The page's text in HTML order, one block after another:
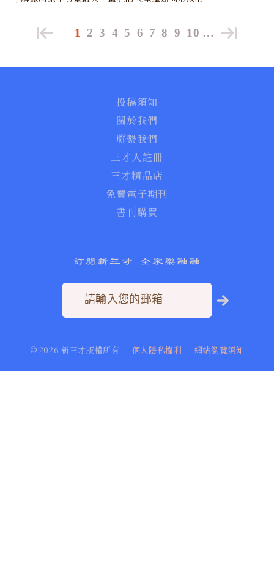
1 2 3 4 5 6 7 8 9 10 …
投稿須知
關於我們
聯繫我們
三才人註冊
三才精品店
免費電子期刊
書刊購買
訂閱新三才 全家樂融融
© 2026 新三才版權所有 個人隱私權利 網站瀏覽須知